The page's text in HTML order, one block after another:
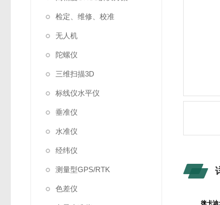
检定、维修、校准
无人机
陀螺仪
三维扫描3D
标线仪水平仪
垂准仪
水准仪
经纬仪
测量型GPS/RTK
色差仪
徕卡迪